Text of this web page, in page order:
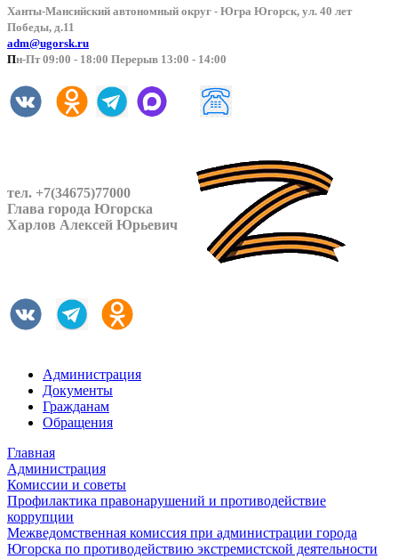
Ханты-Мансийский автономный округ - Югра Югорск, ул. 40 лет
Победы, д.11
adm@ugorsk.ru
Пн-Пт 09:00 - 18:00 Перерыв 13:00 - 14:00
тел. +7(34675)77000
Глава города Югорска
Харлов Алексей Юрьевич
Администрация
Документы
Гражданам
Обращения
Главная
Администрация
Комиссии и советы
Профилактика правонарушений и противодействие
коррупции
Межведомственная комиссия при администрации города
Югорска по противодействию экстремистской деятельности